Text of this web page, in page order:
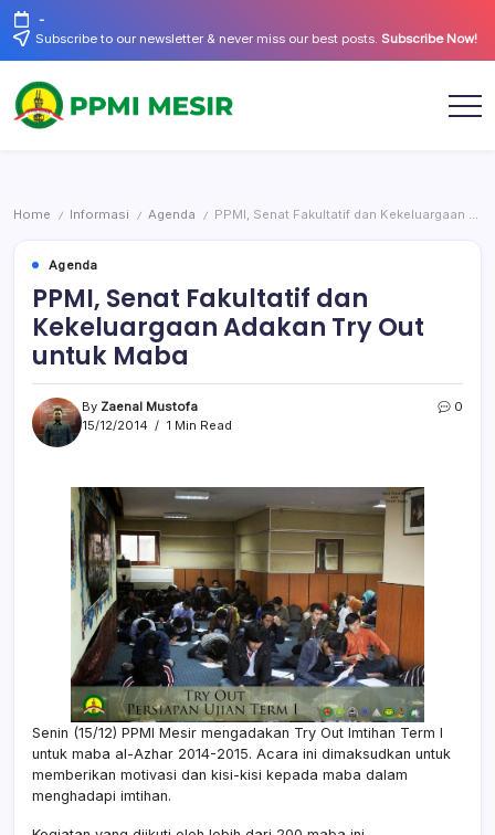
Skip
to
content
-
Subscribe to our newsletter & never miss our best posts. Subscribe Now!
Home / Informasi / Agenda / PPMI, Senat Fakultatif dan Kekeluargaan Adakan Try Out untuk Maba
Agenda
PPMI, Senat Fakultatif dan
Kekeluargaan Adakan Try Out
untuk Maba
By Zaenal Mustofa
15/12/2014
1 Min Read
0
Senin (15/12) PPMI Mesir mengadakan Try Out Imtihan Term I
untuk maba al-Azhar 2014-2015. Acara ini dimaksudkan untuk
memberikan motivasi dan kisi-kisi kepada maba dalam
menghadapi imtihan.